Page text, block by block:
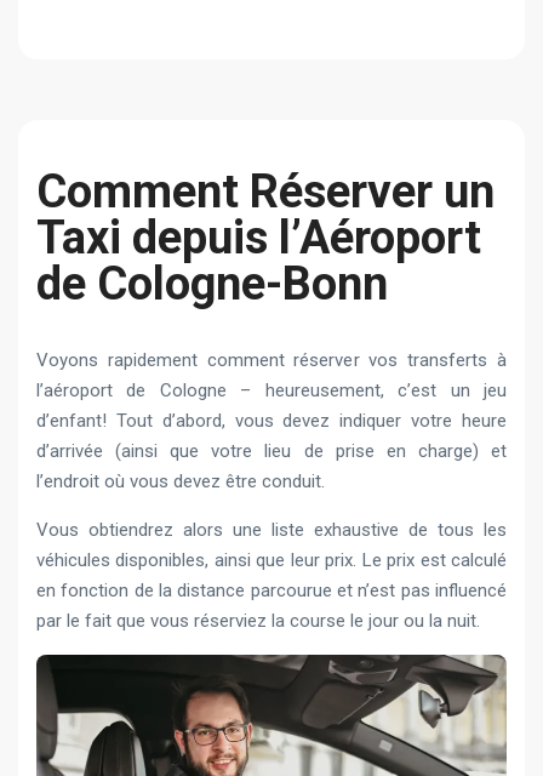
Comment Réserver un
Taxi depuis l’Aéroport
de Cologne-Bonn
Voyons rapidement comment réserver vos transferts à
l’aéroport de Cologne – heureusement, c’est un jeu
d’enfant! Tout d’abord, vous devez indiquer votre heure
d’arrivée (ainsi que votre lieu de prise en charge) et
l’endroit où vous devez être conduit.
Vous obtiendrez alors une liste exhaustive de tous les
véhicules disponibles, ainsi que leur prix. Le prix est calculé
en fonction de la distance parcourue et n’est pas influencé
par le fait que vous réserviez la course le jour ou la nuit.